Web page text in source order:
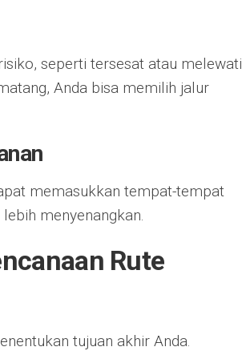
seperti tersesat atau melewati
Anda bisa memilih jalur
memasukkan tempat-tempat
menyenangkan.
Rute
tujuan akhir Anda.